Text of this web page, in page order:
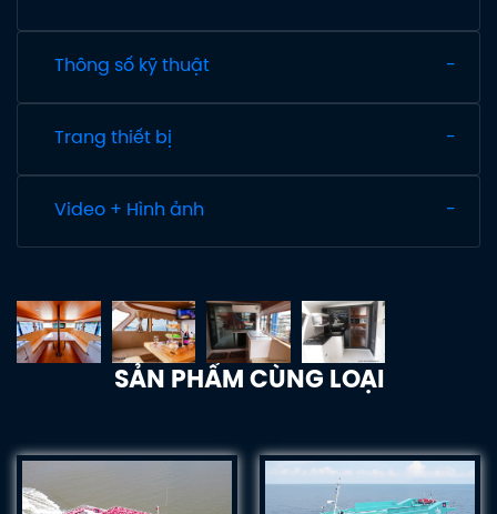
Thông số kỹ thuật
Trang thiết bị
Video + Hình ảnh
SẢN PHẨM CÙNG LOẠI